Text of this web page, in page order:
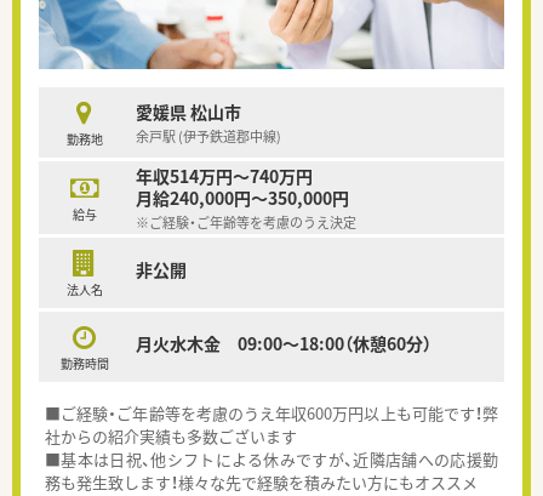
勤務地
愛媛県 松山市
余戸駅 (伊予鉄道郡中線)
給与
年収514万円～740万円
月給240,000円～350,000円
※ご経験・ご年齢等を考慮のうえ決定
法人名
非公開
勤務時間
月火水木金 09:00～18:00（休憩60分）
■ご経験・ご年齢等を考慮のうえ年収600万円以上も可能です！弊
社からの紹介実績も多数ございます
■基本は日祝、他シフトによる休みですが、近隣店舗への応援勤
務も発生致します！様々な先で経験を積みたい方にもオススメ